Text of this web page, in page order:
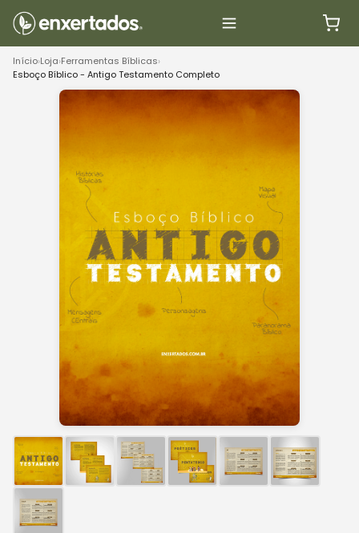
Início›Loja›Ferramentas Bíblicas›
Esboço Bíblico - Antigo Testamento Completo